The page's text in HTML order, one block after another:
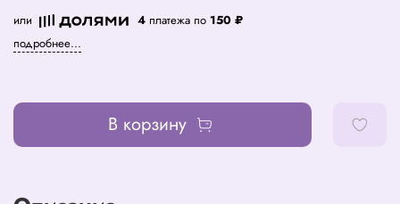
или 4 платежа по 150 ₽
подробнее...
В корзину